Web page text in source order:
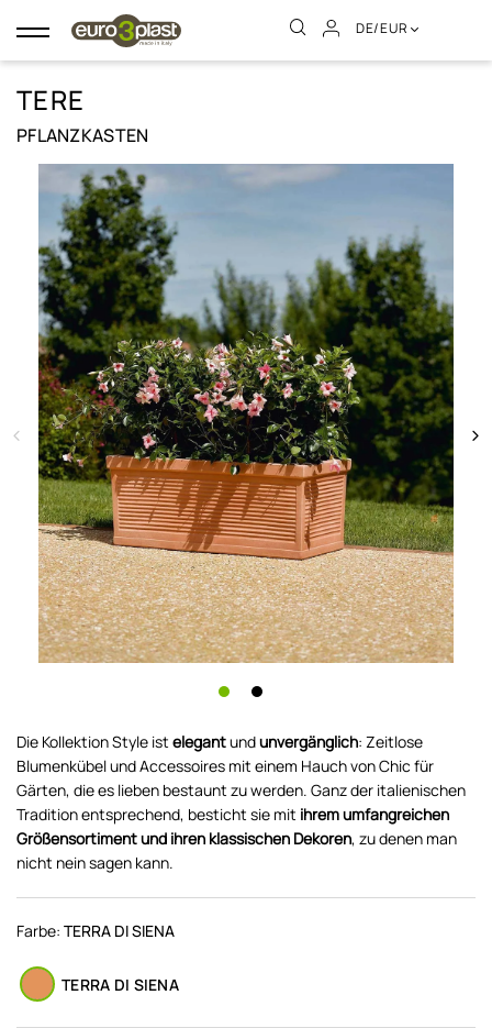
Umschalten
der
DE/EUR
TERE
PFLANZKASTEN
Die Kollektion Style ist elegantundunvergänglich: Zeitlose
Blumenkübel und Accessoires mit einem Hauch von Chic für
Gärten, die es lieben bestaunt zu werden. Ganz der italienischen
Tradition entsprechend, besticht sie mit ihrem umfangreichen
Größensortiment und ihren klassischen Dekoren, zu denen man
nicht nein sagen kann.
Farbe: TERRA DI SIENA
TERRA DI SIENA